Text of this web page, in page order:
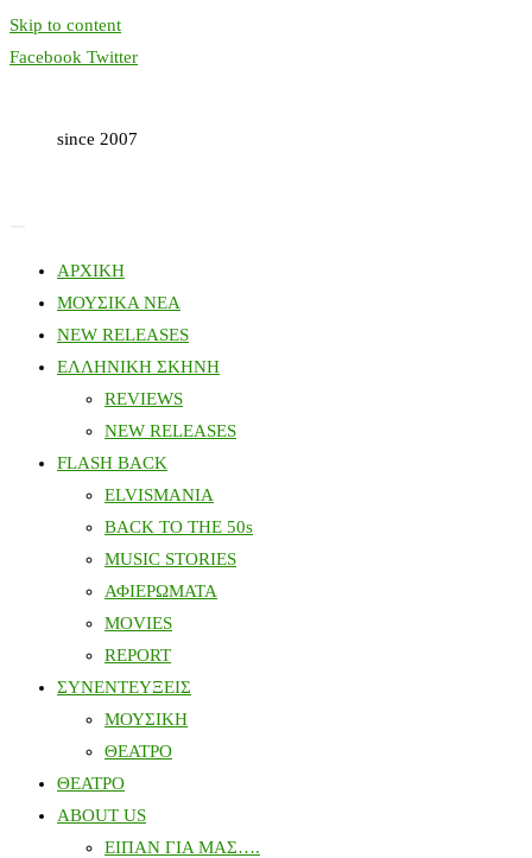
Skip to content
Facebook Twitter
since 2007
ΑΡΧΙΚΗ
ΜΟΥΣΙΚΑ ΝΕΑ
NEW RELEASES
ΕΛΛΗΝΙΚΗ ΣΚΗΝΗ
REVIEWS
NEW RELEASES
FLASH BACK
ELVISMANIA
BACK TO THE 50s
MUSIC STORIES
ΑΦΙΕΡΩΜΑΤΑ
MOVIES
REPORT
ΣΥΝΕΝΤΕΥΞΕΙΣ
ΜΟΥΣΙΚΗ
ΘΕΑΤΡΟ
ΘΕΑΤΡΟ
ABOUT US
ΕΙΠΑΝ ΓΙΑ ΜΑΣ….